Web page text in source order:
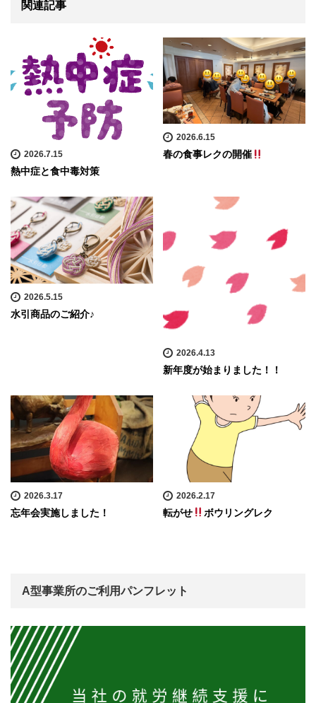
関連記事
2026.7.15
熱中症と食中毒対策
2026.6.15
春の食事レクの開催
2026.5.15
水引商品のご紹介♪
2026.4.13
新年度が始まりました！！
2026.3.17
忘年会実施しました！
2026.2.17
転がせ ボウリングレク
A型事業所のご利用パンフレット